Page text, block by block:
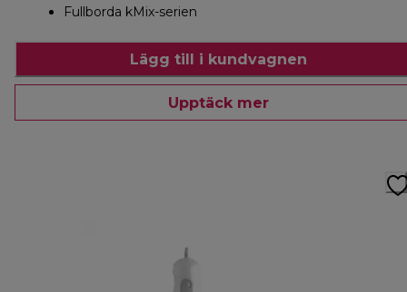
Fullborda kMix-serien
Lägg till i kundvagnen
Upptäck mer